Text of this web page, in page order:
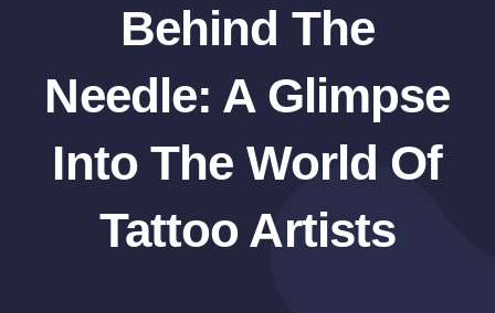
Behind The
Needle: A Glimpse
Into The World Of
Tattoo Artists